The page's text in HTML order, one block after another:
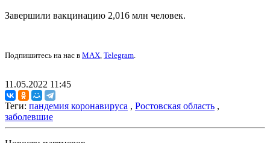
Завершили вакцинацию 2,016 млн человек.
Подпишитесь на нас в MAX, Telegram.
11.05.2022 11:45
Теги: пандемия коронавируса , Ростовская область ,
заболевшие